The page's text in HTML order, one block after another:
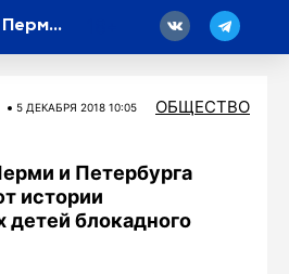
Школьники из Перми и Петербурга восстанавливают истории эвакуированных детей блокадного Ленинграда
5 ДЕКАБРЯ 2018 10:05 ОБЩЕСТВО
и Петербурга
истории
детей блокадного